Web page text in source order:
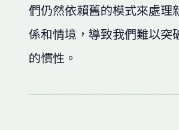
們仍然依賴舊的模式來處理
係和情境，導致我們難以突
的慣性。